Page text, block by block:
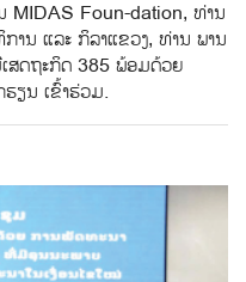
MIDAS Foun-dation, ທ່ານ
ນ ແລະ ກິລາແຂວງ, ທ່ານ ພານ
ສດຖະກິດ 385 ພ້ອມດ້ວຍ
ຽນ ເຂົ້າຮ່ວມ.